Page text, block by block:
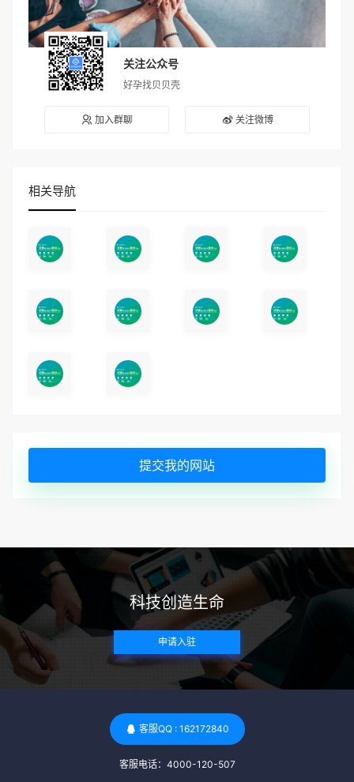
关注公众号
好孕找贝贝壳
加入群聊 关注微博
相关导航
提交我的网站
科技创造生命
申请入驻
客服QQ : 162172840
客服电话：4000-120-507